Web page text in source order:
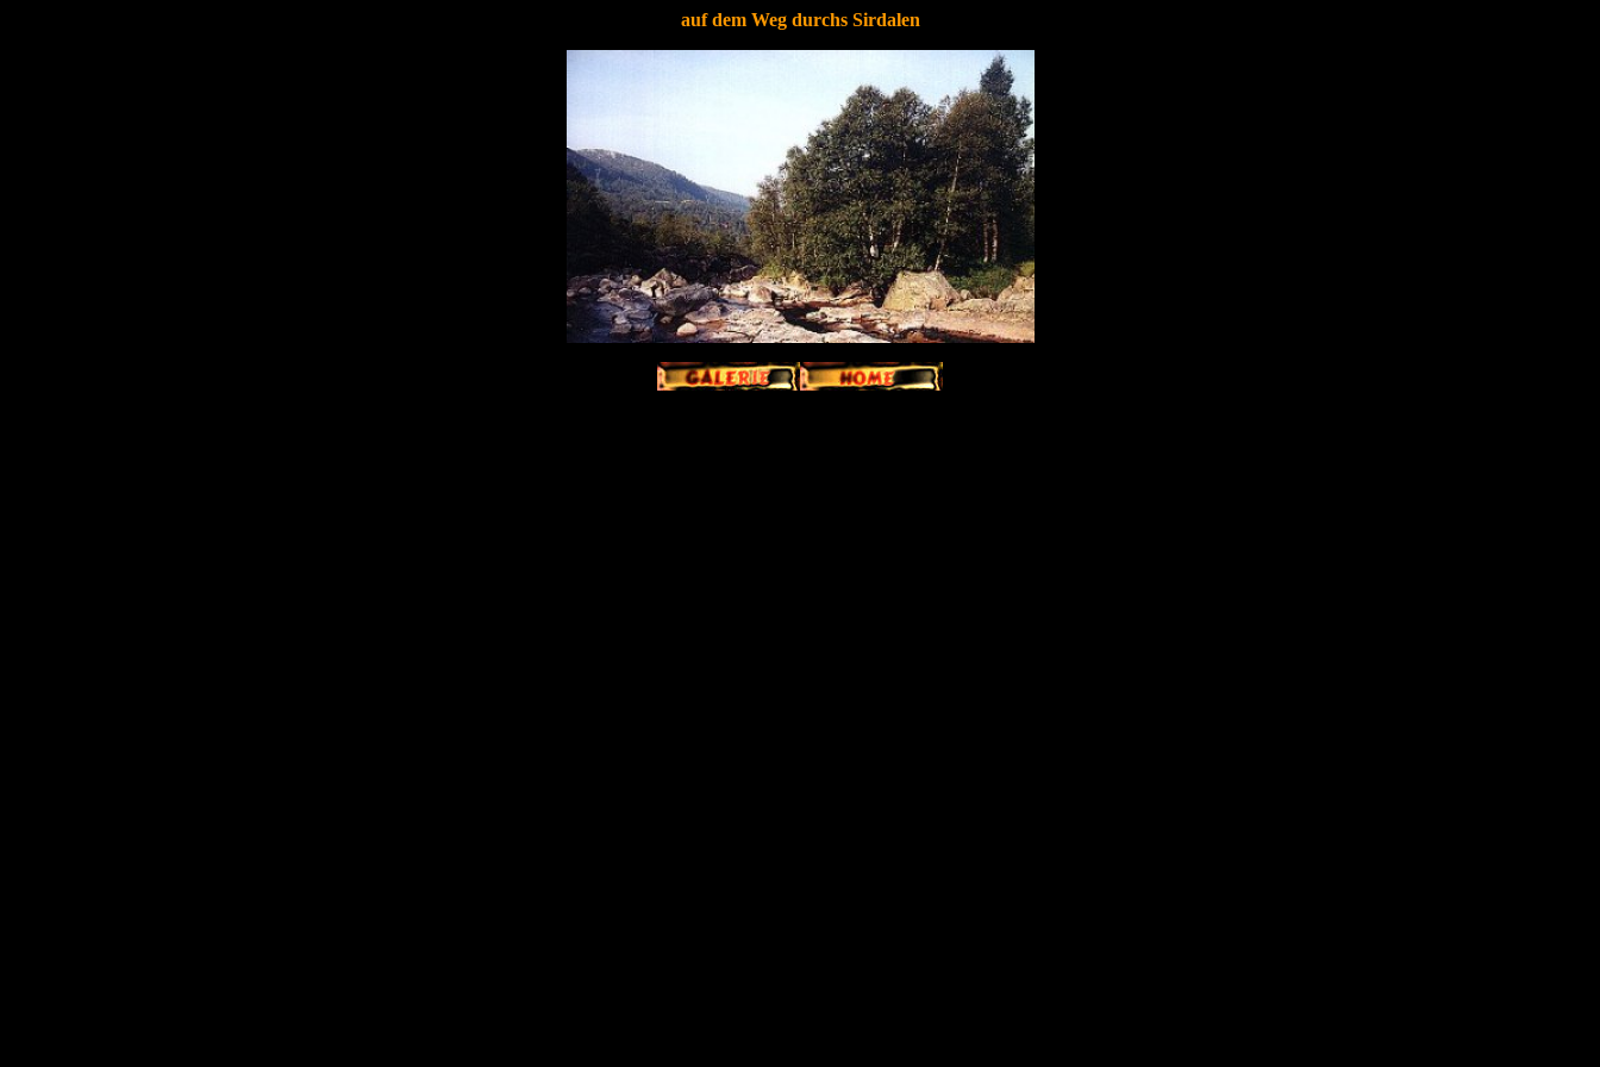
auf dem Weg durchs Sirdalen